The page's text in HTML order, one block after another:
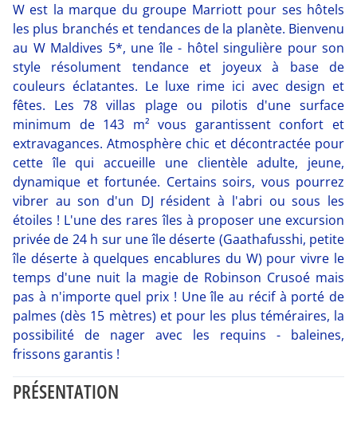
W est la marque du groupe Marriott pour ses hôtels
les plus branchés et tendances de la planète. Bienvenu
au W Maldives 5*, une île - hôtel singulière pour son
style résolument tendance et joyeux à base de
couleurs éclatantes. Le luxe rime ici avec design et
fêtes. Les 78 villas plage ou pilotis d'une surface
minimum de 143 m² vous garantissent confort et
extravagances. Atmosphère chic et décontractée pour
cette île qui accueille une clientèle adulte, jeune,
dynamique et fortunée. Certains soirs, vous pourrez
vibrer au son d'un DJ résident à l'abri ou sous les
étoiles ! L'une des rares îles à proposer une excursion
privée de 24 h sur une île déserte (Gaathafusshi, petite
île déserte à quelques encablures du W) pour vivre le
temps d'une nuit la magie de Robinson Crusoé mais
pas à n'importe quel prix ! Une île au récif à porté de
palmes (dès 15 mètres) et pour les plus téméraires, la
possibilité de nager avec les requins - baleines,
frissons garantis !
PRÉSENTATION